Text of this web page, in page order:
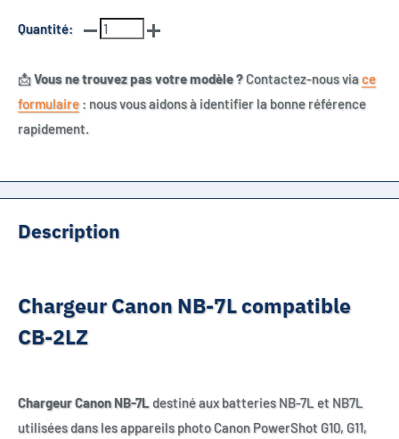
Quantité:
📩Vous ne trouvez pas votre modèle ?Contactez-nous viace
formulaire : nous vous aidons à identifier la bonne référence
rapidement.
Description
Chargeur Canon NB-7L compatible
CB-2LZ
Chargeur Canon NB-7Ldestiné aux batteries NB-7L et NB7L
utilisées dans les appareils photo Canon PowerShot G10, G11,